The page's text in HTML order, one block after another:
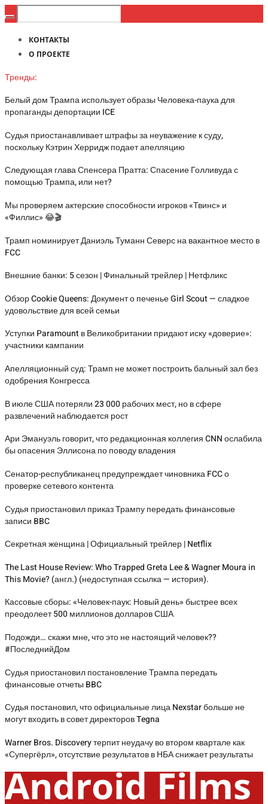
КОНТАКТЫ
О ПРОЕКТЕ
Тренды:
Белый дом Трампа использует образы Человека-паука для
пропаганды депортации ICE
Судья приостанавливает штрафы за неуважение к суду,
поскольку Кэтрин Херридж подает апелляцию
Следующая глава Спенсера Пратта: Спасение Голливуда с
помощью Трампа, или нет?
Мы проверяем актерские способности игроков «Твинс» и
«Филлис» 😂🎬
Трамп номинирует Даниэль Туманн Северс на вакантное место в
FCC
Внешние банки: 5 сезон | Финальный трейлер | Нетфликс
Обзор Cookie Queens: Документ о печенье Girl Scout — сладкое
удовольствие для всей семьи
Уступки Paramount в Великобритании придают иску «доверие»:
участники кампании
Апелляционный суд: Трамп не может построить бальный зал без
одобрения Конгресса
В июле США потеряли 23 000 рабочих мест, но в сфере
развлечений наблюдается рост
Ари Эмануэль говорит, что редакционная коллегия CNN ослабила
бы опасения Эллисона по поводу владения
Сенатор-республиканец предупреждает чиновника FCC о
проверке сетевого контента
Судья приостановил приказ Трампу передать финансовые
записи BBC
Секретная женщина | Официальный трейлер | Netflix
The Last House Review: Who Trapped Greta Lee & Wagner Moura in
This Movie? (англ.) (недоступная ссылка — история).
Кассовые сборы: «Человек-паук: Новый день» быстрее всех
преодолеет 500 миллионов долларов США
Подожди… скажи мне, что это не настоящий человек??
#ПоследнийДом
Судья приостановил постановление Трампа передать
финансовые отчеты BBC
Судья постановил, что официальные лица Nexstar больше не
могут входить в совет директоров Tegna
Warner Bros. Discovery терпит неудачу во втором квартале как
«Супергёрл», отсутствие результатов в НБА снижает результаты
Android Films